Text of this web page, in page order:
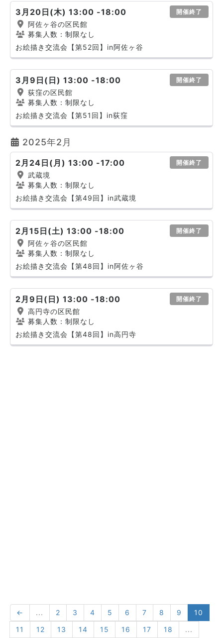
3月20日(木) 13:00 -18:00 開催終了
阿佐ヶ谷の区民館
募集人数：制限なし
お絵描き交流会【第52回】in阿佐ヶ谷
3月9日(日) 13:00 -18:00 開催終了
荻窪の区民館
募集人数：制限なし
お絵描き交流会【第51回】in荻窪
2025年2月
2月24日(月) 13:00 -17:00 開催終了
武蔵境
募集人数：制限なし
お絵描き交流会【第49回】in武蔵境
2月15日(土) 13:00 -18:00 開催終了
阿佐ヶ谷の区民館
募集人数：制限なし
お絵描き交流会【第48回】in阿佐ヶ谷
2月9日(日) 13:00 -18:00 開催終了
高円寺の区民館
募集人数：制限なし
お絵描き交流会【第48回】in高円寺
← ... 2 3 4 5 6 7 8 9
10
11
12 13 14 15 16 17 18 ...